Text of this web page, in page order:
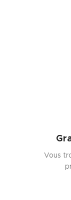
Vous